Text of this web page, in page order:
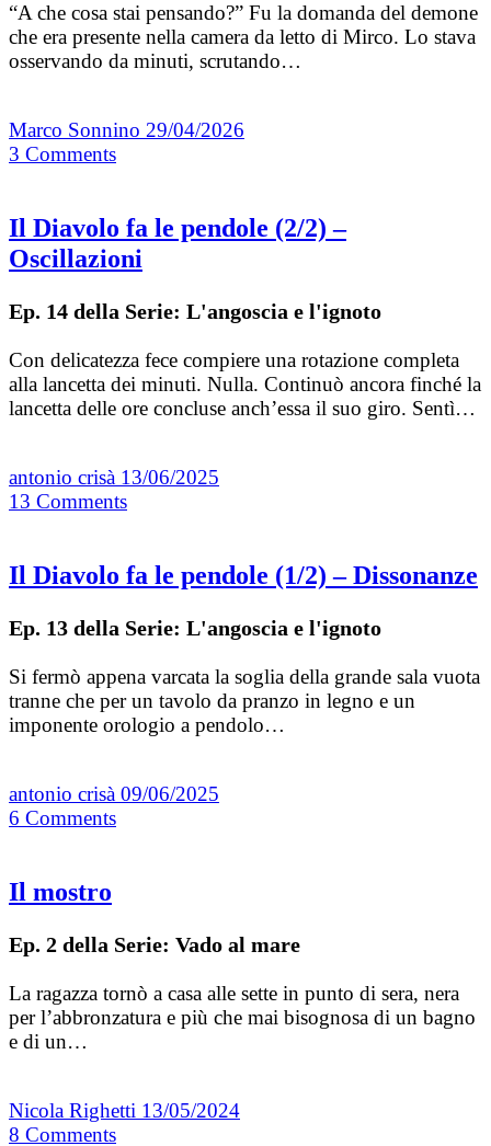
“A che cosa stai pensando?” Fu la domanda del demone
che era presente nella camera da letto di Mirco. Lo stava
osservando da minuti, scrutando…
Marco Sonnino 29/04/2026
3 Comments
Il Diavolo fa le pendole (2/2) –
Oscillazioni
Ep. 14 della Serie: L'angoscia e l'ignoto
Con delicatezza fece compiere una rotazione completa
alla lancetta dei minuti. Nulla. Continuò ancora finché la
lancetta delle ore concluse anch’essa il suo giro. Sentì…
antonio crisà 13/06/2025
13 Comments
Il Diavolo fa le pendole (1/2) – Dissonanze
Ep. 13 della Serie: L'angoscia e l'ignoto
Si fermò appena varcata la soglia della grande sala vuota
tranne che per un tavolo da pranzo in legno e un
imponente orologio a pendolo…
antonio crisà 09/06/2025
6 Comments
Il mostro
Ep. 2 della Serie: Vado al mare
La ragazza tornò a casa alle sette in punto di sera, nera
per l’abbronzatura e più che mai bisognosa di un bagno
e di un…
Nicola Righetti 13/05/2024
8 Comments